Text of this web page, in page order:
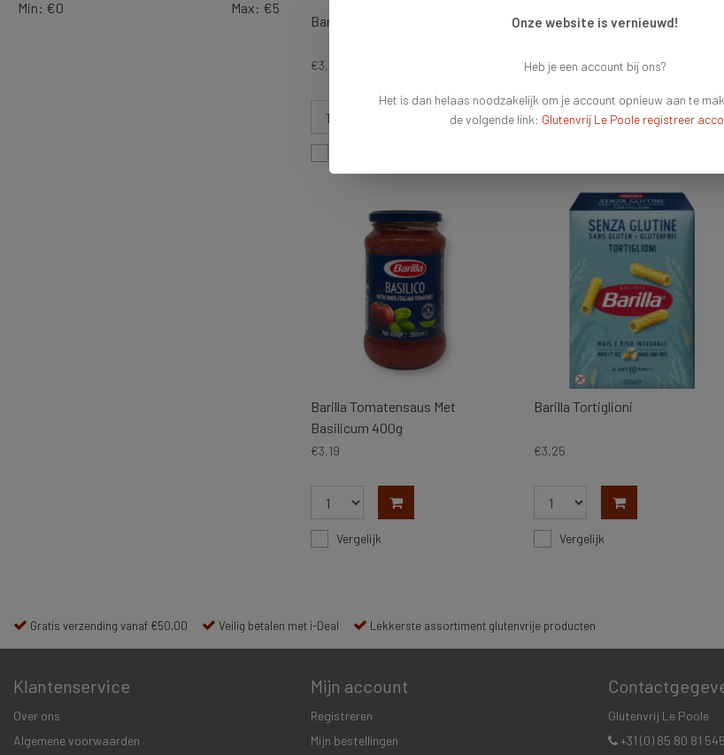
Min: €0 Max: €5
Barilla Pesto Rosso
€3,59
Barilla Penne Rigate
€3,25
Barilla Tomatensaus Met
Basilicum 400g
€3,19
Vergelijk
Barilla Tortiglioni
€3,25
Vergelijk
Gratis verzending vanaf €50,00 Veilig betalen met i-Deal Lekkerste assortiment glutenvrije producten
Klantenservice
Over ons
Algemene voorwaarden
Mijn account
Registreren
Mijn bestellingen
Glutenvrij Le Poole
+31 (0) 85 80 81 545
Onze website is vernieuwd!
Heb je een account bij ons?
Het is dan helaas noodzakelijk om je account opnieuw aan te
de volgende link: Glutenvrij Le Poole registreer